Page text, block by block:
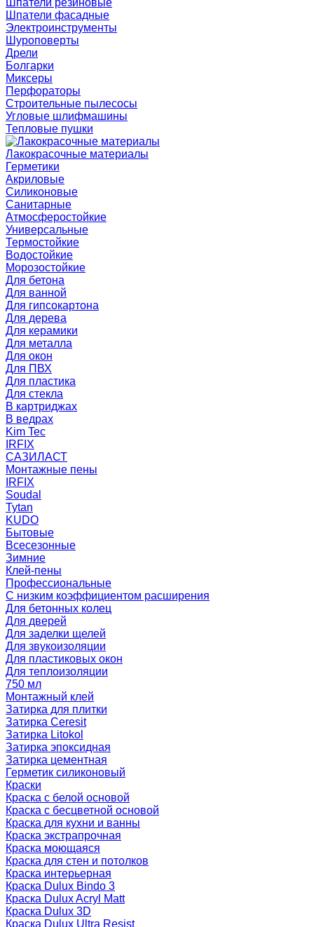
Шпатели резиновые
Шпатели фасадные
Электроинструменты
Шуроповерты
Дрели
Болгарки
Миксеры
Перфораторы
Строительные пылесосы
Угловые шлифмашины
Тепловые пушки
Лакокрасочные материалы
Герметики
Акриловые
Силиконовые
Санитарные
Атмосферостойкие
Универсальные
Термостойкие
Водостойкие
Морозостойкие
Для бетона
Для ванной
Для гипсокартона
Для дерева
Для керамики
Для металла
Для окон
Для ПВХ
Для пластика
Для стекла
В картриджах
В ведрах
Kim Tec
IRFIX
САЗИЛАСТ
Монтажные пены
IRFIX
Soudal
Tytan
KUDO
Бытовые
Всесезонные
Зимние
Клей-пены
Профессиональные
С низким коэффициентом расширения
Для бетонных колец
Для дверей
Для заделки щелей
Для звукоизоляции
Для пластиковых окон
Для теплоизоляции
750 мл
Монтажный клей
Затирка для плитки
Затирка Ceresit
Затирка Litokol
Затирка эпоксидная
Затирка цементная
Герметик силиконовый
Краски
Краска с белой основой
Краска с бесцветной основой
Краска для кухни и ванны
Краска экстрапрочная
Краска моющаяся
Краска для стен и потолков
Краска интерьерная
Краска Dulux Bindo 3
Краска Dulux Acryl Matt
Краска Dulux 3D
Краска Dulux Ultra Resist